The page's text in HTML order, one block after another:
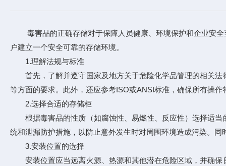
毒害品的正确存储对于保障人员健康、环境保护和企业安全
户建立一个安全可靠的存储环境。
1.理解法规与标准
首先，了解并遵守国家及地方关于危险化学品管理的相关法
等方面的要求。此外，还应参考ISO或ANSI标准，确保所有操作
2.选择合适的存储柜
根据毒害品的性质（如腐蚀性、易燃性、反应性）选择适当
统和泄漏防护措施，以防止意外发生时对周围环境造成污染。
3.安装位置的选择
安装位置应当远离火源、热源和其他潜在危险区域，并确保